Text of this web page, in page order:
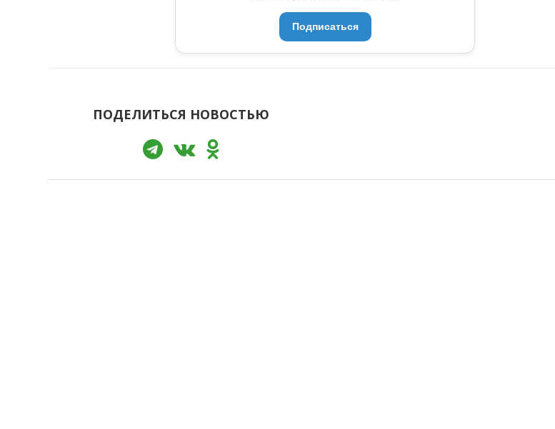
Подписаться
ПОДЕЛИТЬСЯ НОВОСТЬЮ